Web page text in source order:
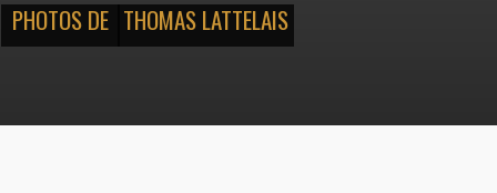
THOMAS LATTELAIS
PHOTOS DE